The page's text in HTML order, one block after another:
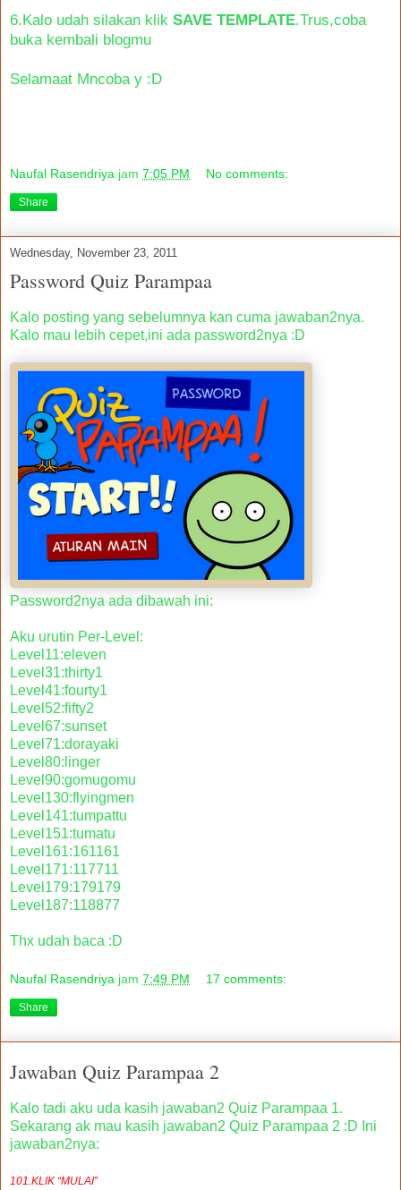
6.Kalo udah silakan klik SAVE TEMPLATE.Trus,coba
buka kembali blogmu
Selamaat Mncoba y :D
Naufal Rasendriya jam 7:05 PM No comments:
Share
Wednesday, November 23, 2011
Password Quiz Parampaa
Kalo posting yang sebelumnya kan cuma jawaban2nya.
Kalo mau lebih cepet,ini ada password2nya :D
Password2nya ada dibawah ini:
Aku urutin Per-Level:
Level11:eleven
Level31:thirty1
Level41:fourty1
Level52:fifty2
Level67:sunset
Level71:dorayaki
Level80:linger
Level90:gomugomu
Level130:flyingmen
Level141:tumpattu
Level151:tumatu
Level161:161161
Level171:117711
Level179:179179
Level187:118877
Thx udah baca :D
Naufal Rasendriya jam 7:49 PM 17 comments:
Share
Jawaban Quiz Parampaa 2
Kalo tadi aku uda kasih jawaban2 Quiz Parampaa 1.
Sekarang ak mau kasih jawaban2 Quiz Parampaa 2 :D Ini
jawaban2nya:
101.KLIK “MULAI”